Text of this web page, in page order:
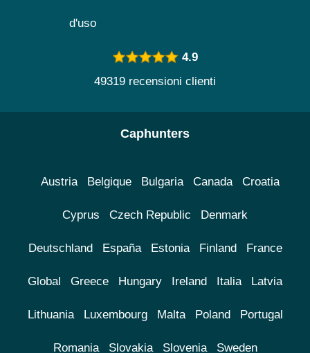
d'uso
4.9
49319 recensioni clienti
Caphunters
Austria Belgique Bulgaria Canada Croatia
Cyprus Czech Republic Denmark
Deutschland España Estonia Finland France
Global Greece Hungary Ireland Italia Latvia
Lithuania Luxembourg Malta Poland Portugal
Romania Slovakia Slovenia Sweden